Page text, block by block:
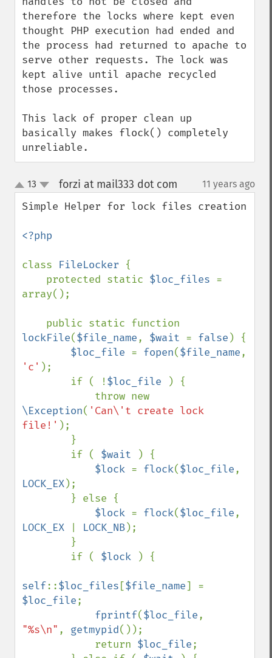
therefore the locks where kept even
thought PHP execution had ended and
the process had returned to apache to
serve other requests. The lock was
kept alive until apache recycled
those processes.
This lack of proper clean up
basically makes flock() completely
unreliable.
up
down
13 forzi at mail333 dot com 11 years ago
Simple Helper for lock files creation
<?php
class FileLocker {
    protected static
$loc_files =
array();
lockFile($file_name, $wait = false ) {
$loc_file = fopen($file_name
'c' );
        if ( !
$loc_file
) {
\Exception( 'Can\'t create lock
file!' );
        if (
$wait
) {
$lock = flock($loc_file
LOCK_EX);
$lock = flock($loc_file
LOCK_EX
LOCK_NB);
        if (
$lock ) {
self::$loc_files [$file_name
$loc_file;
fprintf($loc_file
"%s\n" , getmypid());
            return
$loc_file;